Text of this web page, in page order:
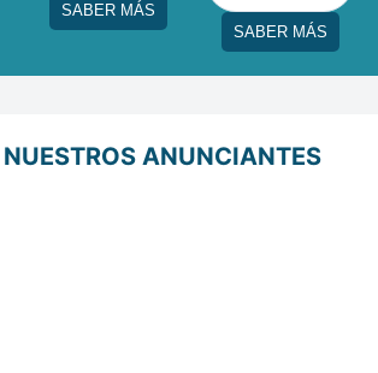
SABER MÁS
SABER MÁS
ANUNCIANTES